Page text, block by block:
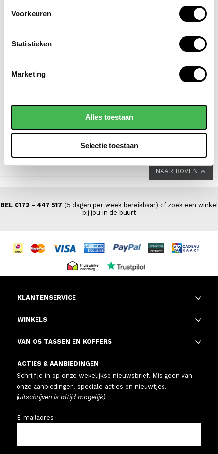
Voorkeuren
Statistieken
Marketing
Alles toestaan
Selectie toestaan
laptoptas / aktetas /
floater field leer
VOOR 139,00
koffer / trolley /
(medium) s'cure
VAN 229,00
NAAR BOVEN
BEL 0172 - 447 517 (5 dagen per week bereikbaar) of zoek een winkel
bij jou in de buurt
KLANTENSERVICE
WINKELS
VAN OS TASSEN EN KOFFERS
ACTIES & AANBIEDINGEN
Schrijf je in op onze wekelijkse nieuwsbrief. Mis geen van
onze aanbiedingen, speciale acties en nieuwtjes.
(uitschrijven is altijd mogelijk)
E-mailadres